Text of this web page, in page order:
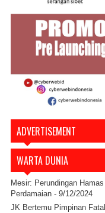
ADVERTISEMENT
WARTA DUNIA
Mesir: Perundingan
Perdamaian - 9/12/2024
JK Bertemu Pimpinan